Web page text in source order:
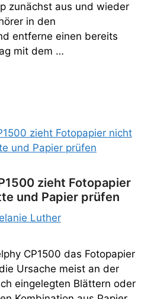
zunächst aus und wieder
in den
entferne einen bereits
mit dem …
zieht Fotopapier
und Papier prüfen
Luther
CP1500 das Fotopapier
Ursache meist an der
eingelegten Blättern oder